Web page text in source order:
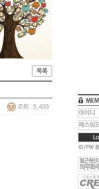
목록
조회 : 5,493